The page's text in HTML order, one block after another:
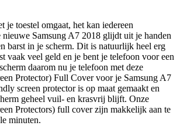
je toestel omgaat, het kan iedereen
Samsung A7 2018 glijdt uit je handen
barst in je scherm. Dit is natuurlijk heel erg
vaak veel geld en je bent je telefoon voor een
daarom nu je telefoon met deze
Protector) Full Cover voor je Samsung A7
screen protector is op maat gemaakt en
geheel vuil- en krasvrij blijft. Onze
Protectors) full cover zijn makkelijk aan te
minuten.